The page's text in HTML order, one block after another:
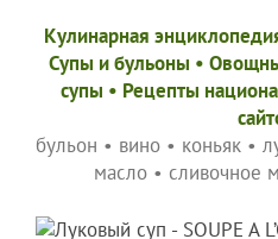
Кулинарная
Супы и бульоны •
супы • Рецепты
бульон • вино • коньяк •
масло• сливочное